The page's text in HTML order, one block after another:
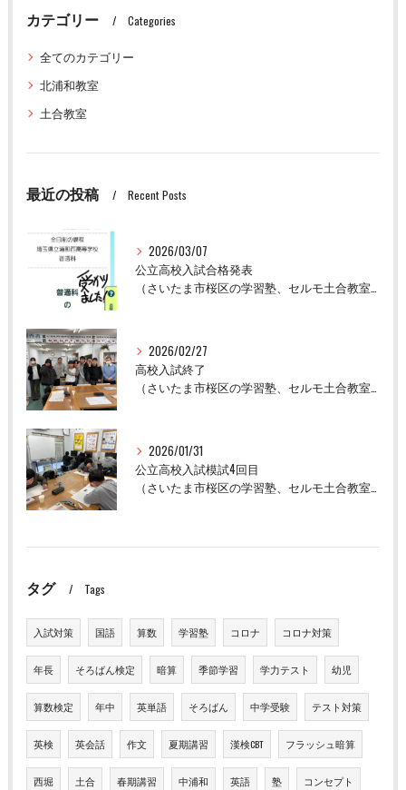
カテゴリー Categories
全てのカテゴリー
北浦和教室
土合教室
最近の投稿 Recent Posts
2026/03/07
公立高校入試合格発表
（さいたま市桜区の学習塾、セルモ土合教室）
2026/02/27
高校入試終了
（さいたま市桜区の学習塾、セルモ土合教室）
2026/01/31
公立高校入試模試4回目
（さいたま市桜区の学習塾、セルモ土合教室）
タグ Tags
入試対策 国語 算数 学習塾 コロナ コロナ対策
年長 そろばん検定 暗算 季節学習 学力テスト 幼児
算数検定 年中 英単語 そろばん 中学受験 テスト対策
英検 英会話 作文 夏期講習 漢検CBT フラッシュ暗算
西堀 土合 春期講習 中浦和 英語 塾 コンセプト